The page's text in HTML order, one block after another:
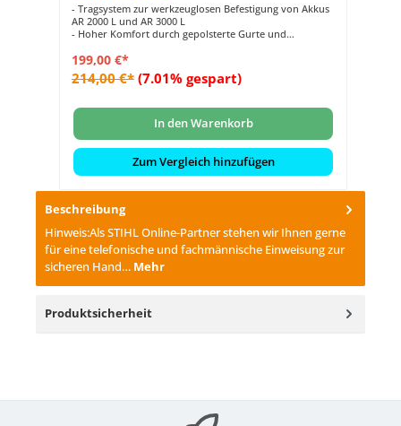
- Tragsystem zur werkzeuglosen Befestigung von Akkus
AR 2000 L und AR 3000 L
- Hoher Komfort durch gepolsterte Gurte und
- Optimale Gewichtsverteilung durch Anpassbarkeit an
Körpergröße
- Rücken schonendes Arbeiten dank Beckengurt mit
- Energieübertragung in Kombination mit der
Anschlussleitung und Adapter AP
199,00 €*
214,00 €* (7.01% gespart)
In den Warenkorb
Zum Vergleich hinzufügen
Beschreibung
Hinweis:Als STIHL Online-Partner stehen wir Ihnen gerne
für eine telefonische und fachmännische Einweisung zur
sicheren Hand… Mehr
Produktsicherheit